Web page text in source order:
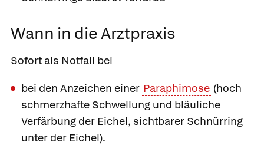
Wann in die Arztpraxis
Sofort als Notfall bei
bei den Anzeichen einer Paraphimose (hoch
schmerzhafte Schwellung und bläuliche
Verfärbung der Eichel, sichtbarer Schnürring
unter der Eichel).